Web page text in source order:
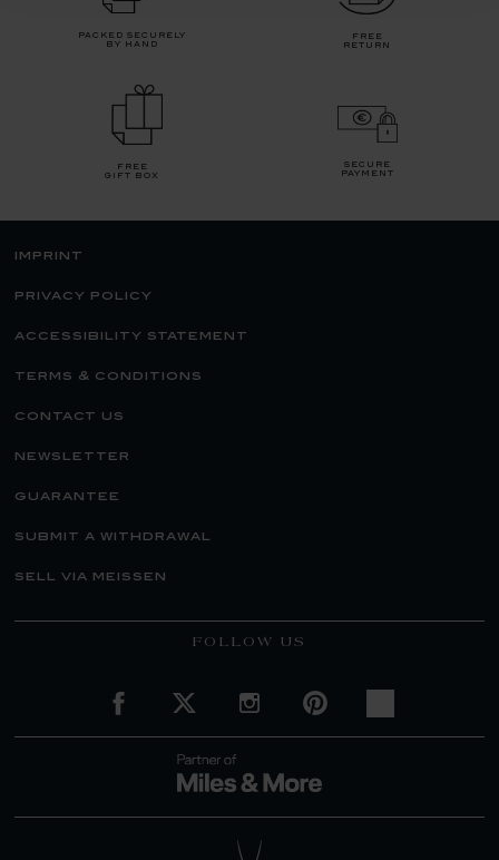
packed securely
by hand
free
return
free
gift box
secure
payment
imprint
privacy policy
accessibility statement
terms & conditions
contact us
newsletter
guarantee
submit a withdrawal
sell via meissen
FOLLOW US